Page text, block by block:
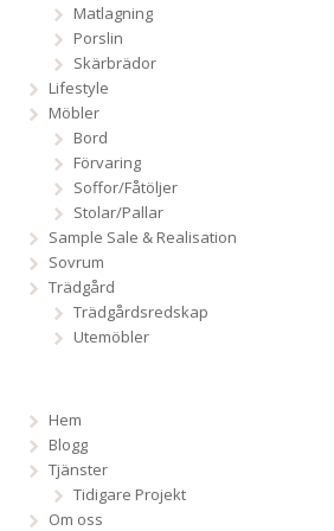
Matlagning
Porslin
Skärbrädor
Lifestyle
Möbler
Bord
Förvaring
Soffor/Fåtöljer
Stolar/Pallar
Sample Sale & Realisation
Sovrum
Trädgård
Trädgårdsredskap
Utemöbler
Hem
Blogg
Tjänster
Tidigare Projekt
Om oss